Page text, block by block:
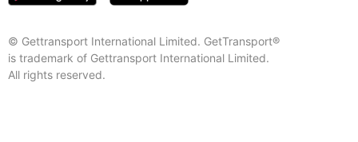
© Gettransport International Limited. GetTransport®
is trademark of Gettransport International Limited.
All rights reserved.